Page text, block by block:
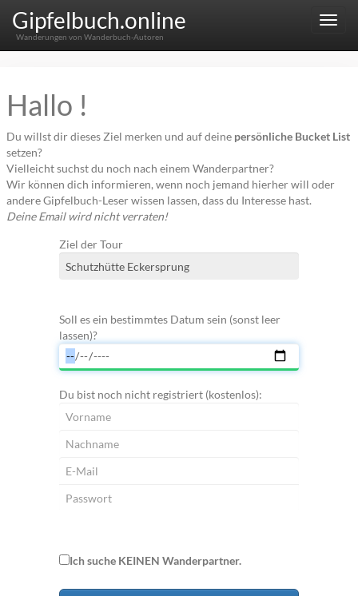
Menu
Gipfelbuch.online
Wanderungen von Wanderbuch-Autoren
Hallo !
Du willst dir dieses Ziel merken und auf deine persönliche Bucket List
setzen?
Vielleicht suchst du noch nach einem Wanderpartner?
Wir können dich informieren, wenn noch jemand hierher will oder
andere Gipfelbuch-Leser wissen lassen, dass du Interesse hast.
Deine Email wird nicht verraten!
Ziel der Tour
Soll es ein bestimmtes Datum sein (sonst leer
lassen)?
Du bist noch nicht registriert (kostenlos):
Ich suche KEINEN Wanderpartner.